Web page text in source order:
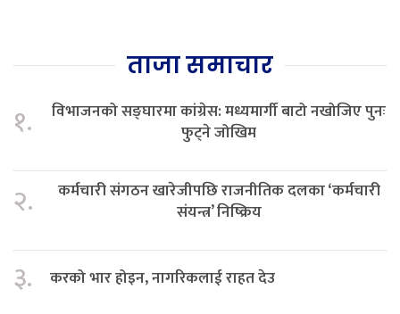
ताजा समाचार
१.
विभाजनको सङ्घारमा कांग्रेस: मध्यमार्गी बाटो नखोजिए पुनः
फुट्ने जोखिम
२.
कर्मचारी संगठन खारेजीपछि राजनीतिक दलका ‘कर्मचारी
संयन्त्र’ निष्क्रिय
३. करको भार होइन, नागरिकलाई राहत देउ